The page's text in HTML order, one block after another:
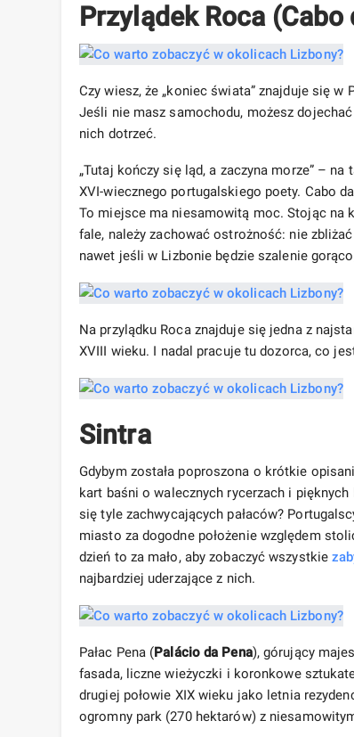
Przylądek Roca (Cabo
Czy wiesz, że „koniec świata” znajduje się
Jeśli nie masz samochodu, możesz
nich dotrzeć.
„Tutaj kończy się ląd, a zaczyna morze” –
XVI-wiecznego portugalskiego poety. Cabo
To miejsce ma niesamowitą moc. Stojąc na
fale, należy zachować ostrożność: nie
nawet jeśli w Lizbonie będzie szalenie
Na przylądku Roca znajduje się jedna z
XVIII wieku. I nadal pracuje tu dozorca, co
Sintra
Gdybym została poproszona o krótkie
kart baśni o walecznych rycerzach i
się tyle zachwycających pałaców?
miasto za dogodne położenie względem
dzień to za mało, aby zobaczyć wszystkie
najbardziej uderzające z nich.
Pałac Pena (Palácio da Pena), górujący
fasada, liczne wieżyczki i koronkowe
drugiej połowie XIX wieku jako letnia
ogromny park (270 hektarów) z